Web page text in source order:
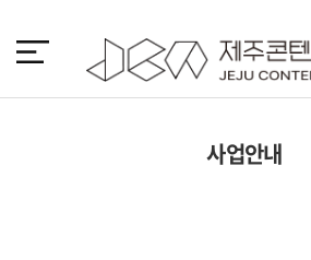
바
가
사업안내